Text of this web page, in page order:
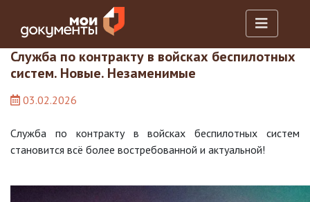
Служба по контракту в войсках беспилотных
систем. Новые. Незаменимые
03.02.2026
Служба по контракту в войсках беспилотных систем
становится всё более востребованной и актуальной!